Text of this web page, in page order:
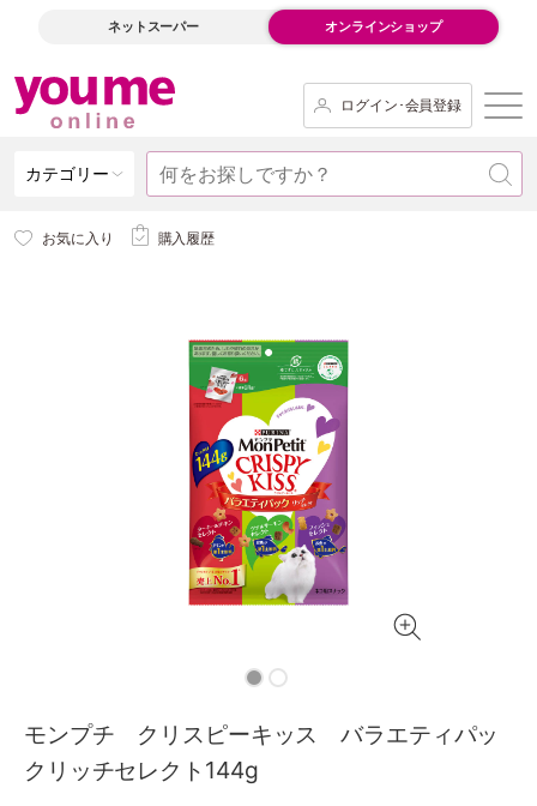
ネットスーパー オンラインショップ
ログイン･会員登録
カテゴリー
お気に入り 購入履歴
モンプチ クリスピーキッス バラエティパッ
クリッチセレクト144g